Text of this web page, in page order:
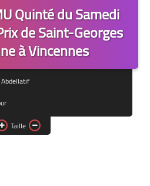
Quinté du Samedi
de Saint-Georges
à Vincennes
Abdellatif
Taille